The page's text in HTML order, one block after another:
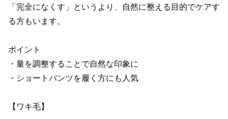
「完全になくす」というより、自然に整える目的でケアす
る方もいます。
ポイント
・量を調整することで自然な印象に
・ショートパンツを履く方にも人気
【ワキ毛】